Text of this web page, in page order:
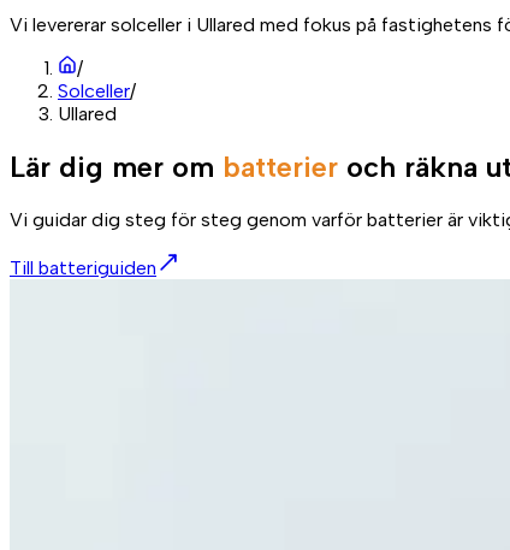
Vi levererar solceller i Ullared med fokus på
/
Solceller/
Ullared
Lär dig mer om batterier och räkna
Vi guidar dig steg för steg genom varför batterier är
Till batteriguiden